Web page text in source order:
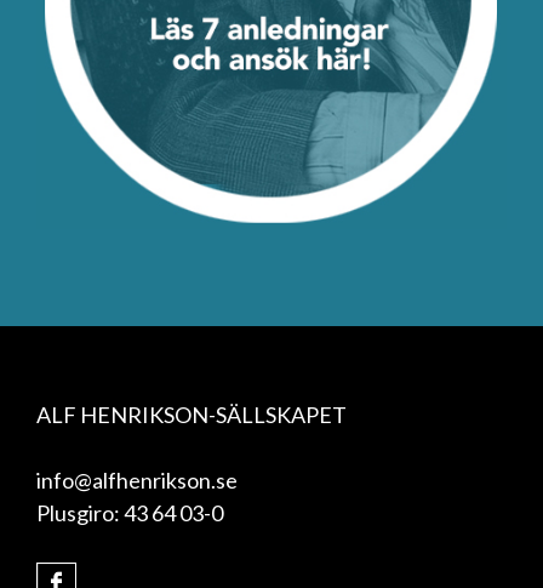
ALF HENRIKSON-SÄLLSKAPET
info@alfhenrikson.se
Plusgiro: 43 64 03-0